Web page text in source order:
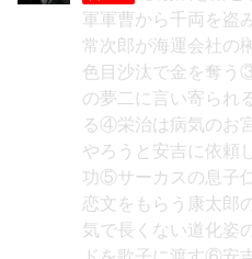
軍軍曹から千両を盗
常次郎が海運会社の
色目沙汰で金を奪う
の夢二に言い寄られ
る④栄治は病気のお
やろうと安吉に依頼
功⑤サーカスの息子
恋文をもらう康太郎
気で長くない道化姿